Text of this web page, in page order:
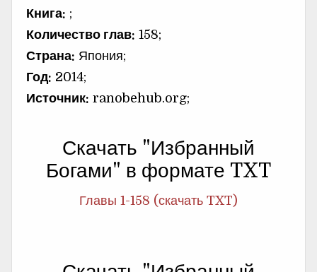
Книга: ;
Количество глав: 158;
Страна: Япония;
Год: 2014;
Источник: ranobehub.org;
Скачать "Избранный
Богами" в формате TXT
Главы 1-158 (скачать TXT)